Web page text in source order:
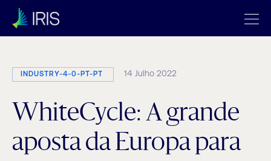
INDUSTRY-4-0-PT-PT 14 Julho 2022
WhiteCycle: A grande
aposta da Europa para